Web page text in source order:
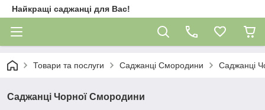
Найкращі саджанці для Вас!
Товари та послуги Саджанці Смородини Саджанці
Саджанці Чорної Смородини